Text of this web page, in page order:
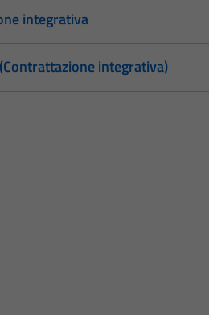
integrativa
integrativa)